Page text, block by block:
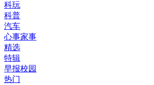
科玩
科普
汽车
心事家事
精选
特辑
早报校园
热门